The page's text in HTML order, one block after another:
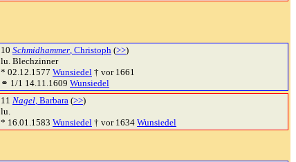
10 Schmidhammer, Christoph (>>)
lu. Blechzinner
* 02.12.1577 Wunsiedel † vor 1661
⚭ 1/1 14.11.1609 Wunsiedel
11 Nagel, Barbara (>>)
lu.
* 16.01.1583 Wunsiedel † vor 1634 Wunsiedel